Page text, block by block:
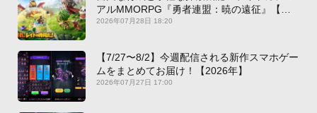
アルMMORPG『勇者連盟：暁の遠征』【最
新作PICKUP】
2026年07月28日 18:20
【7/27〜8/2】今週配信される新作スマホゲー
ムをまとめてお届け！【2026年】
2026年07月27日 17:00